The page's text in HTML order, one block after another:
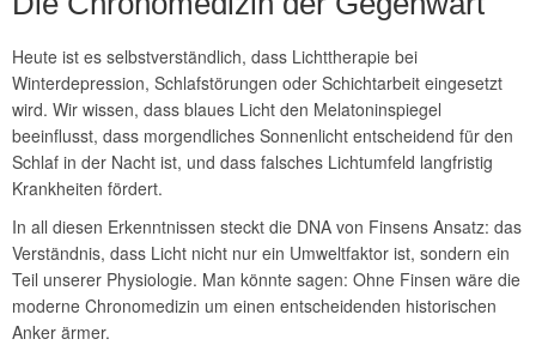
Heute ist es selbstverständlich, dass Lichttherapie bei
Winterdepression, Schlafstörungen oder Schichtarbeit eingesetzt
wird. Wir wissen, dass blaues Licht den Melatoninspiegel
beeinflusst, dass morgendliches Sonnenlicht entscheidend für den
Schlaf in der Nacht ist, und dass falsches Lichtumfeld langfristig
Krankheiten fördert.
In all diesen Erkenntnissen steckt die DNA von Finsens Ansatz: das
Verständnis, dass Licht nicht nur ein Umweltfaktor ist, sondern ein
Teil unserer Physiologie. Man könnte sagen: Ohne Finsen wäre die
moderne Chronomedizin um einen entscheidenden historischen
Anker ärmer.